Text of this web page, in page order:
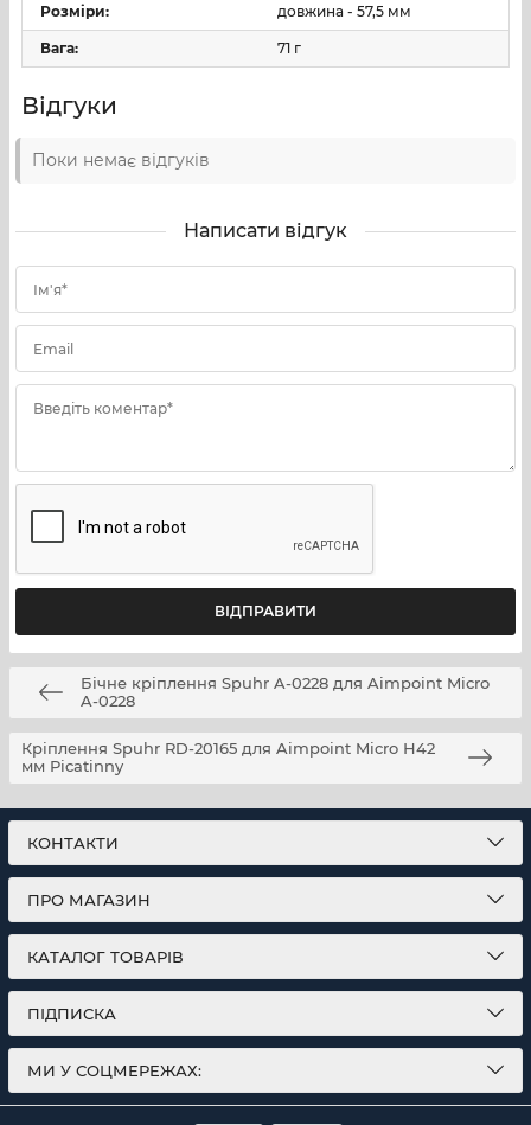
Розміри: довжина - 57,5 мм
Вага: 71 г
Відгуки
Поки немає відгуків
Написати відгук
Ім'я*
Email
Введіть коментар*
Бічне кріплення Spuhr A-0228 для Aimpoint Micro
A-0228
Кріплення Spuhr RD-20165 для Aimpoint Micro Н42
мм Picatinny
КОНТАКТИ
ПРО МАГАЗИН
КАТАЛОГ ТОВАРІВ
ПІДПИСКА
МИ У СОЦМЕРЕЖАХ: